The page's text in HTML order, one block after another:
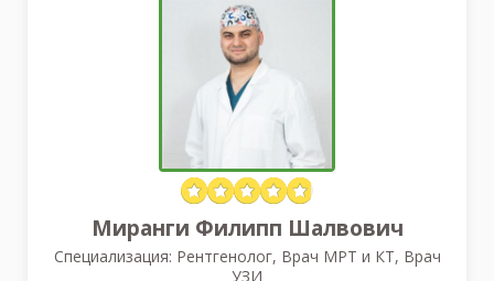
Миранги Филипп Шалвович
Специализация: Рентгенолог, Врач МРТ и КТ, Врач
УЗИ